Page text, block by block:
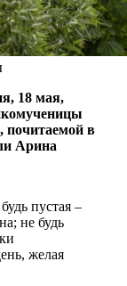
18 мая,
в
Арина
пустая –
не будь
желая